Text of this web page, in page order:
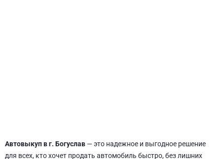
Автовыкуп в г. Богуслав — это надежное и выгодное решение
для всех, кто хочет продать автомобиль быстро, без лишних